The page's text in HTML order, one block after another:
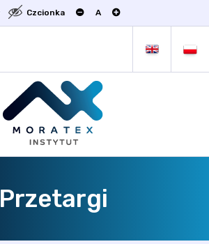
Czcionka A
Przetargi